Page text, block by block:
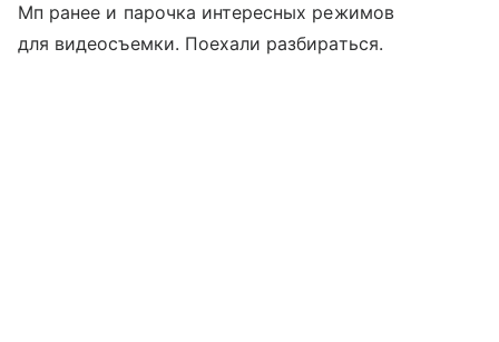
Мп ранее и парочка интересных режимов
для видеосъемки. Поехали разбираться.